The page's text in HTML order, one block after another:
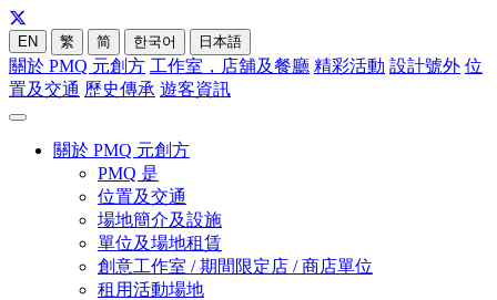
EN 繁 简 한국어 日本語
關於 PMQ 元創方 工作室，店舖及餐廳 精彩活動 設計號外 位
置及交通 歷史傳承 遊客資訊
關於 PMQ 元創方
PMQ 是
位置及交通
場地簡介及設施
單位及場地租賃
創意工作室 / 期間限定店 / 商店單位
租用活動場地